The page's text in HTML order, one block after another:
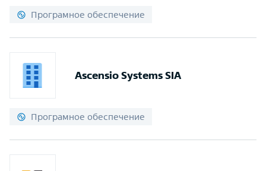
Програмное обеспечение
Ascensio Systems SIA
Програмное обеспечение